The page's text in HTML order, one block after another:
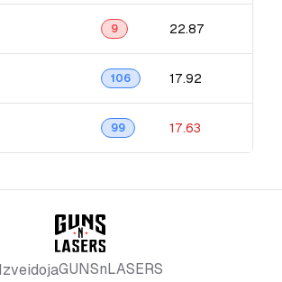
9 22.87
106 17.92
99 17.63
IzveidojaGUNSnLASERS